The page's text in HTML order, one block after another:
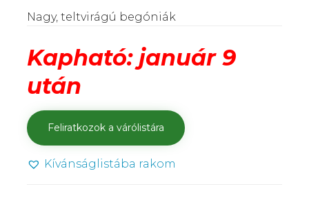
Nagy, teltvirágú begóniák
Kapható: január 9
után
Kívánságlistába rakom